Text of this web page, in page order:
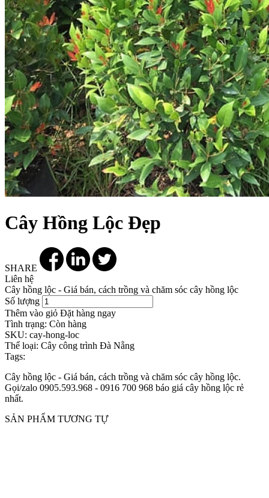
Cây Hồng Lộc Đẹp
SHARE
Liên hệ
Cây hồng lộc - Giá bán, cách trồng và chăm sóc cây hồng lộc
Số lượng
Thêm vào giỏ Đặt hàng ngay
Tình trạng: Còn hàng
SKU: cay-hong-loc
Thể loại: Cây công trình Đà Nẵng
Tags:
Cây hồng lộc - Giá bán, cách trồng và chăm sóc cây hồng lộc.
Gọi/zalo 0905.593.968 - 0916 700 968 báo giá cây hồng lộc rẻ
nhất.
SẢN PHẨM TƯƠNG TỰ